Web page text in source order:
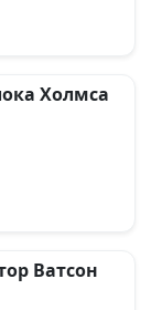
Холмса
Ватсон